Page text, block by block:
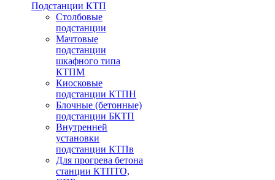
Подстанции КТП
Столбовые
подстанции
Мачтовые
подстанции
шкафного типа
КТПМ
Киосковые
подстанции КТПН
Блочные (бетонные)
подстанции БКТП
Внутренней
установки
подстанции КТПв
Для прогрева бетона
станции КТПТО,